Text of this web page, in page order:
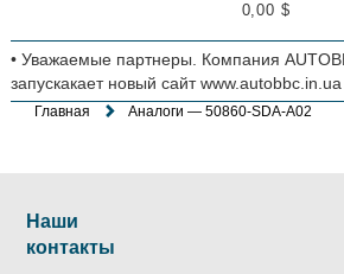
0,00 $
• Уважаемые партнеры. Компания
запускакает новый сайт www.autobbc.in.ua
Главная Аналоги — 50860-SDA-A02
Наши
контакты